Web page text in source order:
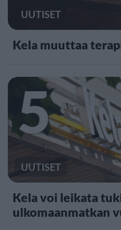
UUTISET
Kela muuttaa
5
UUTISET
Kela voi leikata
ulkomaanmatkan